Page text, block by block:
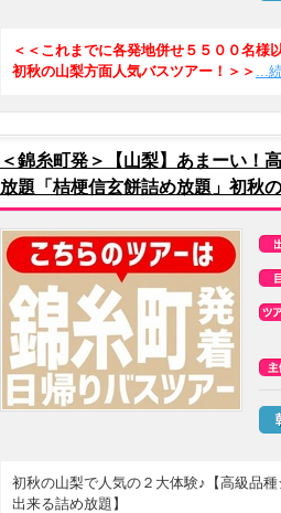
＜＜これまでに各発地併せ５５００名様
初秋の山梨方面人気バスツアー！＞＞ ...
＜錦糸町発＞【山梨】あまーい！
放題「桔梗信玄餅詰め放題」初秋
初秋の山梨で人気の２大体験♪【高級品
出来る詰め放題】